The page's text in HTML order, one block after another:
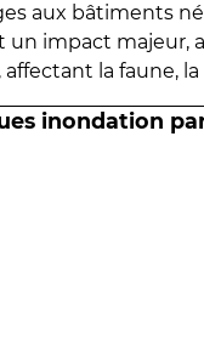
aux bâtiments
un impact majeur,
la faune,
inondation